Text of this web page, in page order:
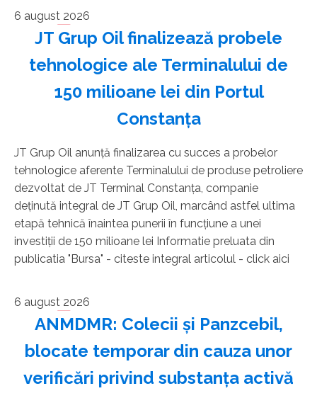
6 august 2026
JT Grup Oil finalizează probele
tehnologice ale Terminalului de
150 milioane lei din Portul
Constanţa
JT Grup Oil anunţă finalizarea cu succes a probelor
tehnologice aferente Terminalului de produse petroliere
dezvoltat de JT Terminal Constanţa, companie
deţinută integral de JT Grup Oil, marcând astfel ultima
etapă tehnică înaintea punerii în funcţiune a unei
investiţii de 150 milioane lei Informatie preluata din
publicatia "Bursa" - citeste integral articolul - click aici
6 august 2026
ANMDMR: Colecii şi Panzcebil,
blocate temporar din cauza unor
verificări privind substanţa activă